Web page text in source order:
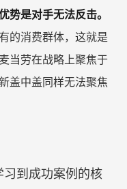
势是对手无法反击。
的消费群体，这就是
当劳在战略上聚焦于
盖中盖同样无法聚焦
到成功案例的核